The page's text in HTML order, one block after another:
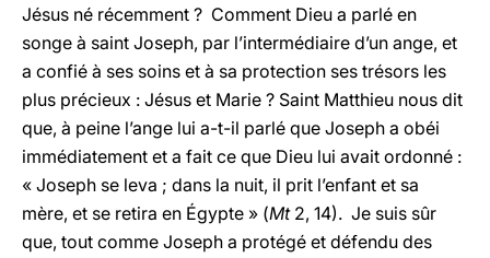
Jésus né récemment ? Comment Dieu a parlé en
songe à saint Joseph, par l’intermédiaire d’un ange, et
a confié à ses soins et à sa protection ses trésors les
plus précieux : Jésus et Marie ? Saint Matthieu nous dit
que, à peine l’ange lui a-t-il parlé que Joseph a obéi
immédiatement et a fait ce que Dieu lui avait ordonné :
« Joseph se leva ; dans la nuit, il prit l’enfant et sa
mère, et se retira en Égypte » (Mt 2, 14). Je suis sûr
que, tout comme Joseph a protégé et défendu des